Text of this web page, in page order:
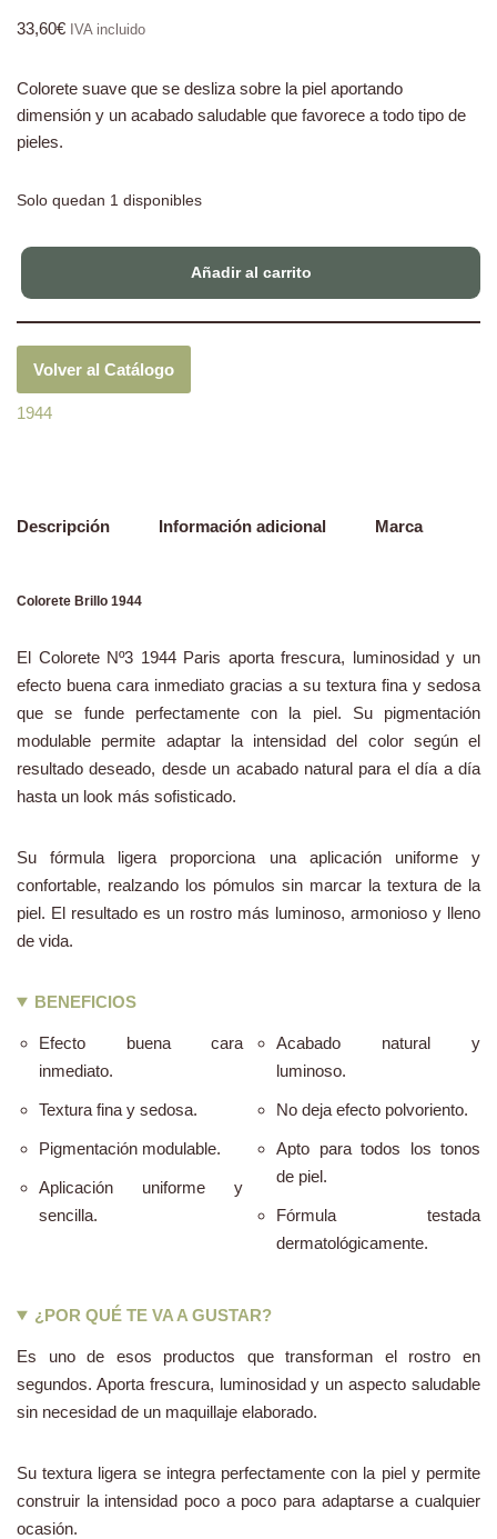
33,60€ IVA incluido
Colorete suave que se desliza sobre la piel aportando
dimensión y un acabado saludable que favorece a todo tipo de
pieles.
Solo quedan 1 disponibles
Añadir al carrito
Volver al Catálogo
1944
Descripción Información adicional Marca
Colorete Brillo 1944
El Colorete Nº3 1944 Paris aporta frescura, luminosidad y un
efecto buena cara inmediato gracias a su textura fina y sedosa
que se funde perfectamente con la piel. Su pigmentación
modulable permite adaptar la intensidad del color según el
resultado deseado, desde un acabado natural para el día a día
hasta un look más sofisticado.
Su fórmula ligera proporciona una aplicación uniforme y
confortable, realzando los pómulos sin marcar la textura de la
piel. El resultado es un rostro más luminoso, armonioso y lleno
de vida.
BENEFICIOS
Efecto buena cara
inmediato.
Textura fina y sedosa.
Pigmentación modulable.
Aplicación uniforme y
sencilla.
Acabado natural y
luminoso.
No deja efecto polvoriento.
Apto para todos los tonos
de piel.
Fórmula testada
dermatológicamente.
¿POR QUÉ TE VA A GUSTAR?
Es uno de esos productos que transforman el rostro en
segundos. Aporta frescura, luminosidad y un aspecto saludable
sin necesidad de un maquillaje elaborado.
Su textura ligera se integra perfectamente con la piel y permite
construir la intensidad poco a poco para adaptarse a cualquier
ocasión.